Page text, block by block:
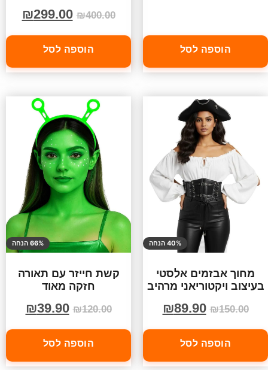
הוספה לסל
₪400.00
₪299.00
הוספה לסל
40% הנחה
מחוך אבזמים אלסטי
בעיצוב ויקטוריאני מרהיב
₪150.00
₪89.90
הוספה לסל
66% הנחה
קשת חייזר עם תאורה
חזקה מאוד
₪120.00
₪39.90
הוספה לסל